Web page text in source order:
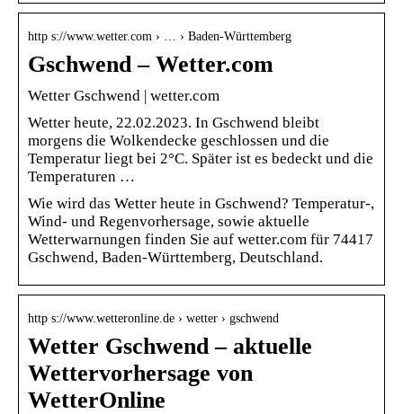
http s://www.wetter.com › … › Baden-Württemberg
Gschwend – Wetter.com
Wetter Gschwend | wetter.com
Wetter heute, 22.02.2023. In Gschwend bleibt
morgens die Wolkendecke geschlossen und die
Temperatur liegt bei 2°C. Später ist es bedeckt und die
Temperaturen …
Wie wird das Wetter heute in Gschwend? Temperatur-,
Wind- und Regenvorhersage, sowie aktuelle
Wetterwarnungen finden Sie auf wetter.com für 74417
Gschwend, Baden-Württemberg, Deutschland.
http s://www.wetteronline.de › wetter › gschwend
Wetter Gschwend – aktuelle
Wettervorhersage von
WetterOnline